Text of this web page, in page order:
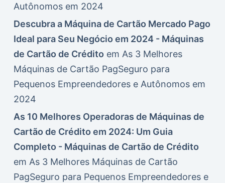
Autônomos em 2024
Descubra a Máquina de Cartão Mercado Pago
Ideal para Seu Negócio em 2024 - Máquinas
de Cartão de Crédito em As 3 Melhores
Máquinas de Cartão PagSeguro para
Pequenos Empreendedores e Autônomos em
2024
As 10 Melhores Operadoras de Máquinas de
Cartão de Crédito em 2024: Um Guia
Completo - Máquinas de Cartão de Crédito
em As 3 Melhores Máquinas de Cartão
PagSeguro para Pequenos Empreendedores e